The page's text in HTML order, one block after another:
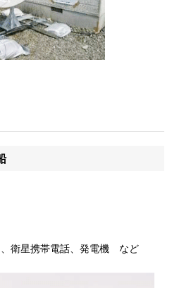
、衛星携帯電話、発電機 など